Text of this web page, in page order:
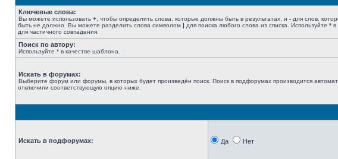
Ключевые слова:
Вы можете использовать + , чтобы определить слова, которые должны быть в результатах, и - для слов,
быть не должно. Вы можете разделить слова символом | для поиска любого слова из списка. Используйте * в
для частичного совпадения.
Поиск по автору:
Используйте * в качестве шаблона.
Искать в форумах:
Выберите форум или форумы, в которых будет произведён поиск. Поиск в подфорумах производится
отключили соответствующую опцию ниже.
Искать в подфорумах: Да Нет